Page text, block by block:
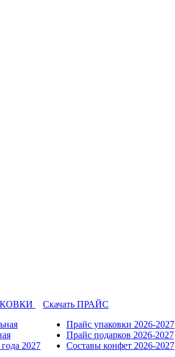
2027
Скачать ПРАЙС
Прайс упаковки 2026-2027
Прайс подарков 2026-2027
Составы конфет 2026-2027